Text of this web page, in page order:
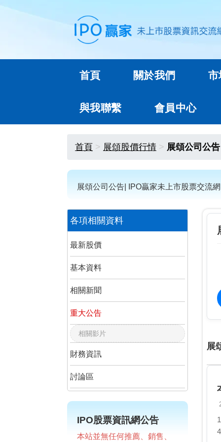
首頁 關於我們 市
與我聯繫 會員中心
首頁 展頌股價行情 展頌公司公告
展頌公司公告| IPO贏家未上市股票交流網
各項相關資料
最新股價
基本資料
相關新聞
重大公告
相關影片
財務資訊
討論區
IPO股票資訊網公告
本站並無任何推薦、銷售、
展